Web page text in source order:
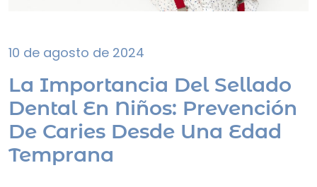
10 de agosto de 2024
La Importancia Del Sellado
Dental En Niños: Prevención
De Caries Desde Una Edad
Temprana